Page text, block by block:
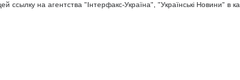
на агентства "Iнтерфакс-Україна", "Українськi Новини" в